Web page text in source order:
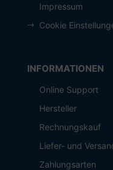
Impressum
Cookie
INFORMATIONEN
Online Support
Hersteller
Rechnungskauf
Liefer- und
Zahlungsarten